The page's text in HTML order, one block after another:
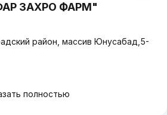
ЗАХРО ФАРМ"
район, массив Юнусабад,5-
полностью